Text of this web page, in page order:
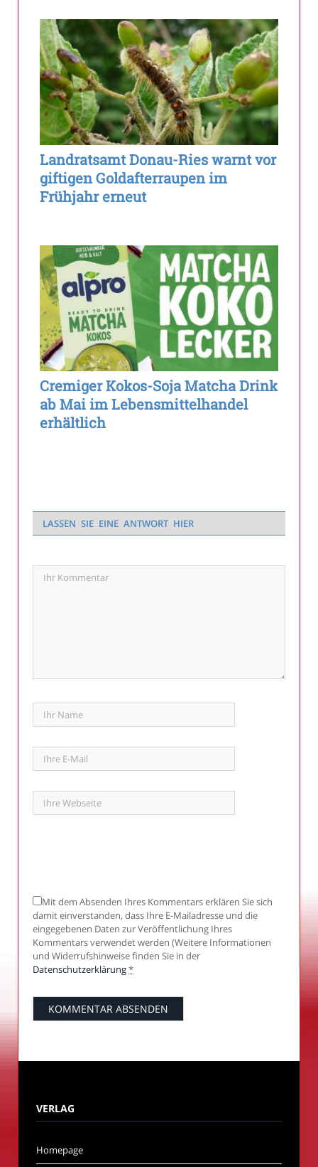
Landratsamt Donau-Ries warnt vor
giftigen Goldafterraupen im
Frühjahr erneut
Cremiger Kokos-Soja Matcha Drink
ab Mai im Lebensmittelhandel
erhältlich
LASSEN SIE EINE ANTWORT HIER
Mit dem Absenden Ihres Kommentars erklären Sie sich
damit einverstanden, dass Ihre E-Mailadresse und die
eingegebenen Daten zur Veröffentlichung Ihres
Kommentars verwendet werden (Weitere Informationen
und Widerrufshinweise finden Sie in der
Datenschutzerklärung*
VERLAG
Homepage